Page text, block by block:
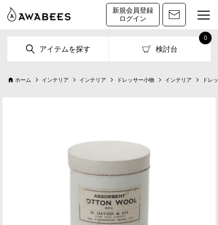
新規会員登録
ログイン
アイテムを探す 検討台
0
ホーム インテリア インテリア ドレッサー小物 インテリア ドレ